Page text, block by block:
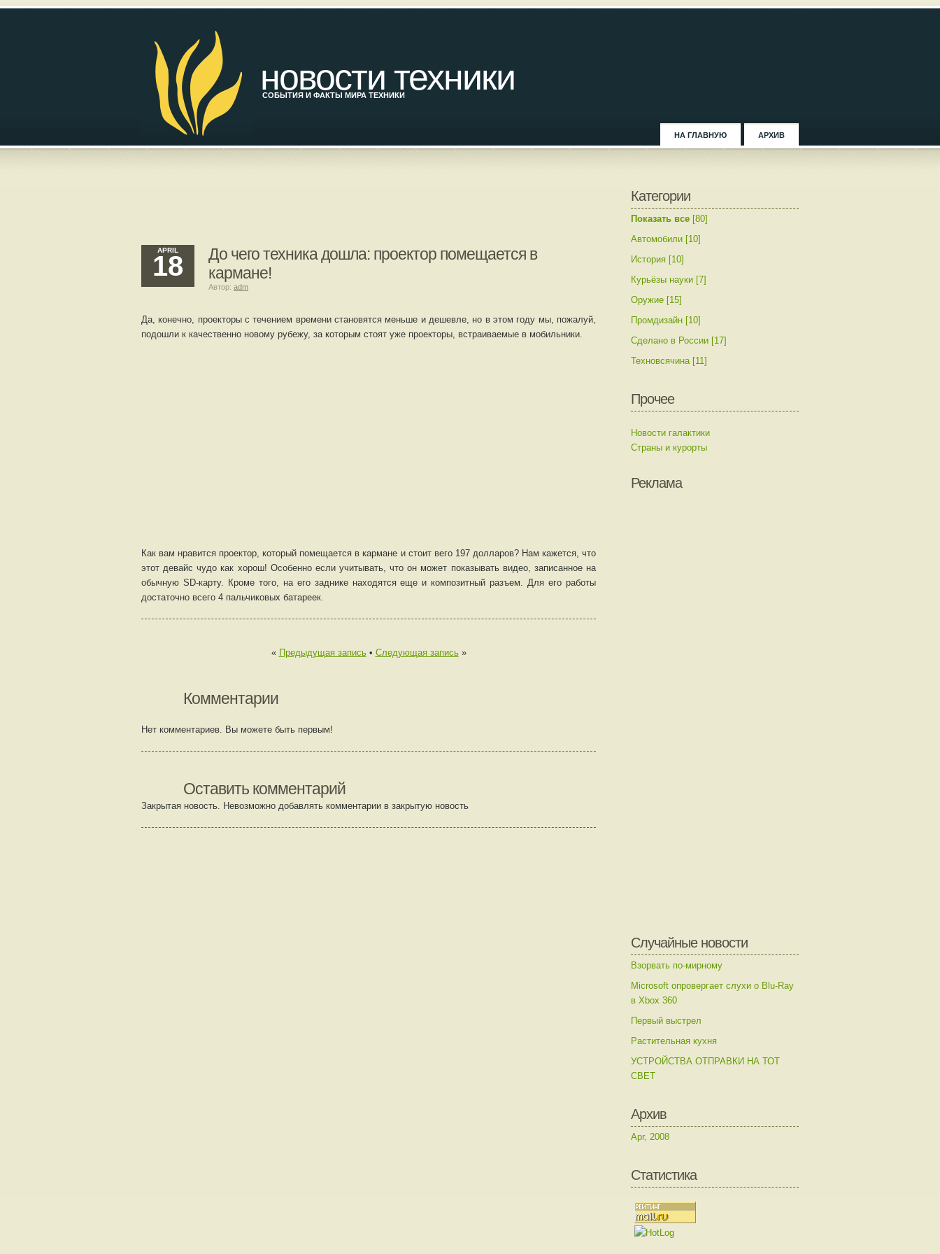
новости техники
СОБЫТИЯ И ФАКТЫ МИРА ТЕХНИКИ
НА ГЛАВНУЮ АРХИВ
APRIL
18
До чего техника дошла: проектор помещается в
кармане!
Автор: adm
Да, конечно, проекторы с течением времени становятся меньше и дешевле, но в этом году мы, пожалуй,
подошли к качественно новому рубежу, за которым стоят уже проекторы, встраиваемые в мобильники.
Как вам нравится проектор, который помещается в кармане и стоит вего 197 долларов? Нам кажется, что
этот девайс чудо как хорош! Особенно если учитывать, что он может показывать видео, записанное на
обычную SD-карту. Кроме того, на его заднике находятся еще и композитный разъем. Для его работы
достаточно всего 4 пальчиковых батареек.
« Предыдущая запись• Следующая запись»
Комментарии
Нет комментариев. Вы можете быть первым!
Оставить комментарий
Закрытая новость. Невозможно добавлять комментарии в закрытую новость
Категории
Показать все [80]
Автомобили [10]
История [10]
Курьёзы науки [7]
Оружие [15]
Промдизайн [10]
Сделано в России [17]
Техновсячина [11]
Прочее
Новости галактики
Страны и курорты
Реклама
Случайные новости
Взорвать по-мирному
Microsoft опровергает слухи о Blu-Ray
в Xbox 360
Первый выстрел
Растительная кухня
УСТРОЙСТВА ОТПРАВКИ НА ТОТ
СВЕТ
Архив
Apr, 2008
Статистика